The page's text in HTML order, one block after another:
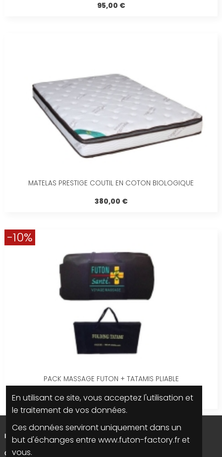
95,00 €
MATELAS PRESTIGE COUTIL EN COTON BIOLOGIQUE
380,00 €
-10%
PACK MASSAGE FUTON + TATAMIS PLIABLE
171,00 € 190,00 €
INFORMATIONS
CONTACTEZ NOUS
En utilisant ce site, vous acceptez l'utilisation et
le traitement de vos données.
Ces données serviront uniquement dans un
but d'échanges entre www.futon-factory.fr et
vous.